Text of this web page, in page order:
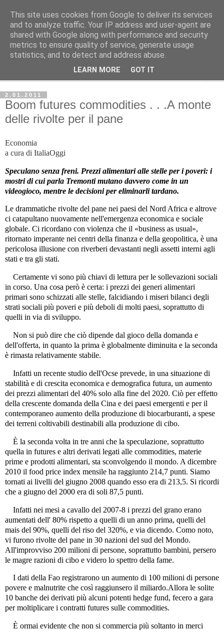
Avvenire dei Lavoratori
ECONOMIA
2.01.2011
Boom futures commodities . . .A monte
delle rivolte per il pane
Economia
a cura di ItaliaOggi
Speculano senza freni. Prezzi alimentari alle stelle per i poveri: i
mostri di cui parla Tremonti mutano davvero come in un
videogioco, mentre le decisioni per eliminarli tardano.
Le drammatiche rivolte del pane nei paesi del Nord Africa e altrove
ci catapultano nuovamente nell'emergenza economica e sociale
globale. Ci ricordano con violenza che il «business as usual»,
ritornato imperante nei centri della finanza e della geopolitica, è una
pericolosa illusione con riverberi devastanti negli assetti interni agli
stati e tra gli stati.
Certamente vi sono più chiavi di lettura per le sollevazioni sociali
in corso. Una cosa però è certa: i prezzi dei generi alimentari
primari sono schizzati alle stelle, falcidiando i miseri bilanci degli
strati sociali più poveri e più deboli di molti paesi, soprattutto di
quelli in via di sviluppo.
Non si può dire che ciò dipende dal gioco della domanda e
dell'offerta, in quanto la prima è globalmente diminuita e la seconda
è rimasta relativamente stabile.
Infatti un recente studio dell'Ocse prevede, in una situazione di
stabilità e di crescita economica e demografica futura, un aumento
dei prezzi alimentari del 40% solo alla fine del 2020. Ciò per effetto
della crescente domanda della Cina e dei paesi emergenti e per il
contemporaneo aumento della produzione di biocarburanti, a spese
dei terreni coltivabili destinabili alla produzione di cibo.
È la seconda volta in tre anni che la speculazione, soprattutto
quella in futures e altri derivati legati alle commodities, materie
prime e prodotti alimentari, sta sconvolgendo il mondo. A dicembre
2010 il food price index mensile ha raggiunto 214,7 punti. Siamo
tornati ai livelli del giugno 2008 quando esso era di 213,5. Si ricordi
che a giugno del 2000 era di soli 87,5 punti.
Infatti nei mesi a cavallo del 2007-8 i prezzi del grano erano
aumentati dell' 80% rispetto a quelli di un anno prima, quelli del
mais del 90%, quelli del riso del 320%, e via dicendo. Como noto,
vi furono rivolte del pane in 30 nazioni del sud del Mondo.
All'improvviso 200 milioni di persone, soprattutto bambini, persero
le magre razioni di cibo e videro lo spettro della fame.
I dati della Fao registrarono un aumento di 100 milioni di persone
povere e malnutrite che così raggiunsero il miliardo.Allora le solite
10 banche dei derivati più alcuni potenti hedge fund, fecero a gara
per moltiplicare i contratti futures sulle commodities.
È ormai evidente che non si commercia più soltanto in merci
This site uses cookies from Google to deliver its services
and to analyze traffic. Your IP address and user-agent are
shared with Google along with performance and security
metrics to ensure quality of service, generate usage
statistics, and to detect and address abuse.
LEARN MORE GOT IT